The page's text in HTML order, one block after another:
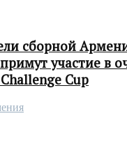
сборной
участие в
Cup